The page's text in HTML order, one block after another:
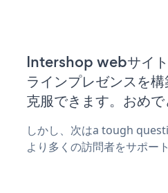
Intershop webサイト
ラインプレゼンスを
克服できます。おめで
しかし、次はa tough
より多くの訪問者をサポー